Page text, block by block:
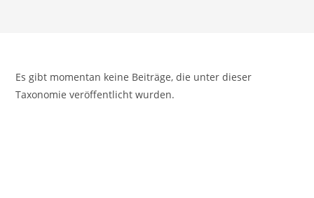
Es gibt momentan keine Beiträge, die unter dieser
Taxonomie veröffentlicht wurden.